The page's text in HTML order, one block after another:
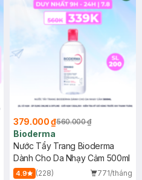
379.000 ₫560.000 ₫
Bioderma
Nước Tẩy Trang Bioderma
Dành Cho Da Nhạy Cảm 500ml
4.9 (228)
771/tháng